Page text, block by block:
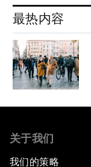
最热内容
关于我们
我们的策略